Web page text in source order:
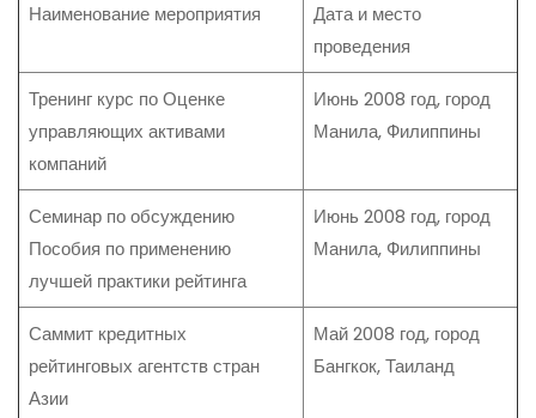
Наименование мероприятия
Дата и место
проведения
Тренинг курс по Оценке
управляющих активами
компаний
Июнь 2008 год, город
Манила, Филиппины
Семинар по обсуждению
Пособия по применению
лучшей практики рейтинга
Июнь 2008 год, город
Манила, Филиппины
Саммит кредитных
рейтинговых агентств стран
Азии
Май 2008 год, город
Бангкок, Таиланд